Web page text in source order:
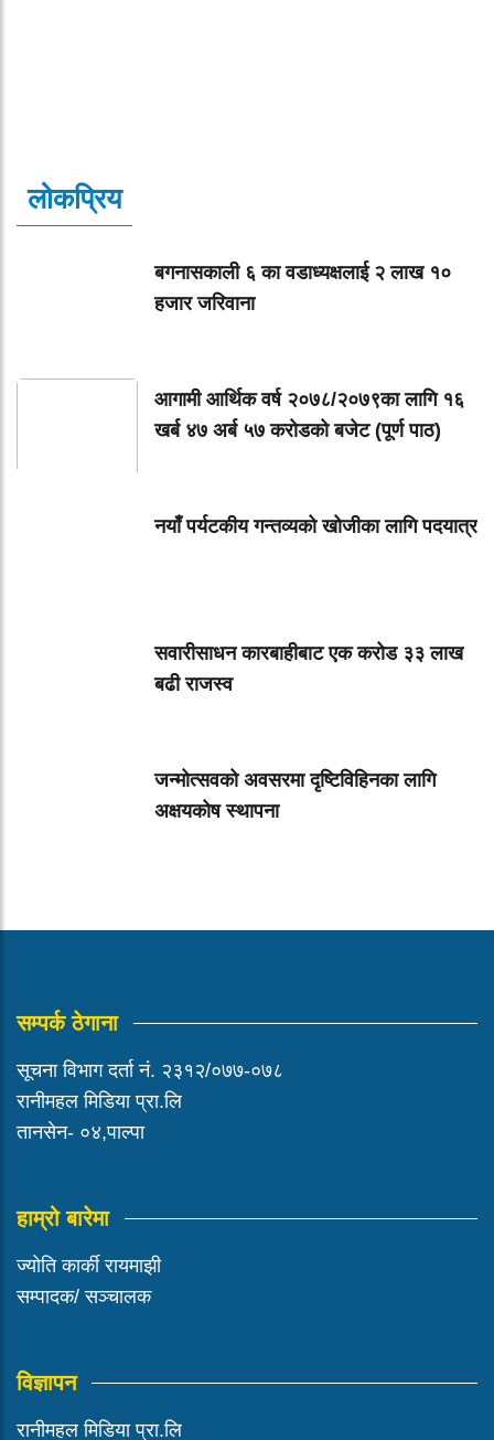
लोकप्रिय
बगनासकाली ६ का वडाध्यक्षलाई २ लाख १०
हजार जरिवाना
आगामी आर्थिक वर्ष २०७८/२०७९का लागि १६
खर्ब ४७ अर्ब ५७ करोडको बजेट (पूर्ण पाठ)
नयाँ पर्यटकीय गन्तव्यको खोजीका लागि पदयात्र
सवारीसाधन कारबाहीबाट एक करोड ३३ लाख
बढी राजस्व
जन्मोत्सवको अवसरमा दृष्टिविहिनका लागि
अक्षयकोष स्थापना
सम्पर्क ठेगाना
सूचना विभाग दर्ता नं. २३१२/०७७-०७८
रानीमहल मिडिया प्रा.लि
तानसेन- ०४,पाल्पा
हाम्रो बारेमा
ज्योति कार्की रायमाझी
सम्पादक/ सञ्चालक
विज्ञापन
रानीमहल मिडिया प्रा.लि